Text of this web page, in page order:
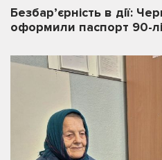
Безбар’єрність в дії:
оформили паспорт 90-